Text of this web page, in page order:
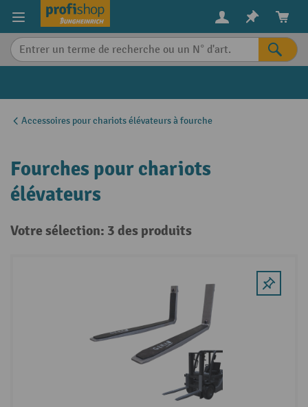
content
Accessoires pour chariots élévateurs à fourche
Fourches pour chariots
élévateurs
Votre sélection: 3 des produits